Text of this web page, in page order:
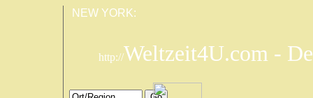
NEW YORK:
http://Weltzeit4U.com -